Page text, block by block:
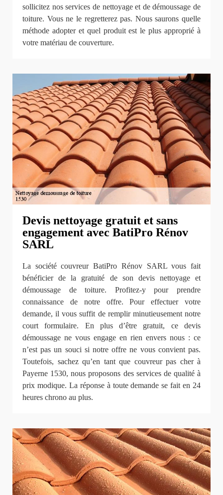
sollicitez nos services de nettoyage et de démoussage de
toiture. Vous ne le regretterez pas. Nous saurons quelle
méthode adopter et quel produit est le plus approprié à
votre matériau de couverture.
Devis nettoyage gratuit et sans
engagement avec BatiPro Rénov
SARL
La société couvreur BatiPro Rénov SARL vous fait
bénéficier de la gratuité de son devis nettoyage et
démoussage de toiture. Profitez-y pour prendre
connaissance de notre offre. Pour effectuer votre
demande, il vous suffit de remplir minutieusement notre
court formulaire. En plus d’être gratuit, ce devis
démoussage ne vous engage en rien envers nous : ce
n’est pas un souci si notre offre ne vous convient pas.
Toutefois, sachez qu’en tant que couvreur pas cher à
Payerne 1530, nous proposons des services de qualité à
prix modique. La réponse à toute demande se fait en 24
heures chrono au plus.